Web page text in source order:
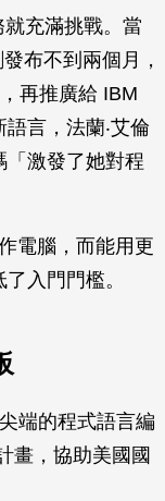
充滿挑戰。當
布不到兩個月，
再推廣給 IBM
言，法蘭‧艾倫
「激發了她對程
電腦，而能用更
入門門檻。
端的程式語言編
畫，協助美國國